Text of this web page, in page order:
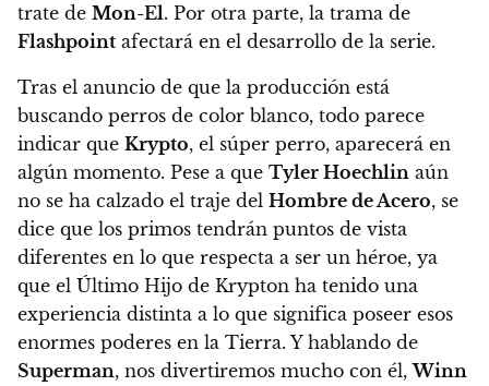
trate de Mon-El. Por otra parte, la trama de
Flashpoint afectará en el desarrollo de la serie.
Tras el anuncio de que la producción está
buscando perros de color blanco, todo parece
indicar que Krypto, el súper perro, aparecerá en
algún momento. Pese a que Tyler Hoechlin aún
no se ha calzado el traje del Hombre de Acero, se
dice que los primos tendrán puntos de vista
diferentes en lo que respecta a ser un héroe, ya
que el Último Hijo de Krypton ha tenido una
experiencia distinta a lo que significa poseer esos
enormes poderes en la Tierra. Y hablando de
Superman, nos divertiremos mucho con él,Winn